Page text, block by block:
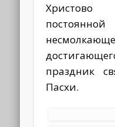
Христово
праздник
Пасхи.